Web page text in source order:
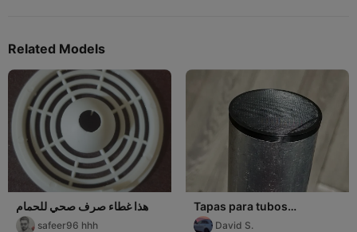
Related Models
هذا غطاء صرف صحي للحمام
safeer96 hhh
Tapas para tubos
redondos
David S.